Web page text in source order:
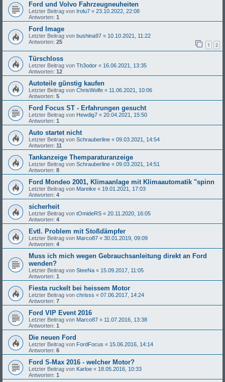
Ford und Volvo Fahrzeugneuheiten
Letzter Beitrag von Irolu7 « 23.10.2022, 22:08
Antworten: 1
Ford Image
Letzter Beitrag von bushina97 « 10.10.2021, 11:22
Antworten: 25 1 2
Türschloss
Letzter Beitrag von Th3odor « 16.06.2021, 13:35
Antworten: 12
Autoteile günstig kaufen
Letzter Beitrag von ChrisWolfe « 11.06.2021, 10:06
Antworten: 5
Ford Focus ST - Erfahrungen gesucht
Letzter Beitrag von Hewdig7 « 20.04.2021, 15:50
Antworten: 1
Auto startet nicht
Letzter Beitrag von Schrauberline « 09.03.2021, 14:54
Antworten: 11
Tankanzeige Themparaturanzeige
Letzter Beitrag von Schrauberline « 09.03.2021, 14:51
Antworten: 8
Ford Mondeo 2001, Klimaanlage mit Klimaautomatik "spinn
Letzter Beitrag von Mareike « 19.01.2021, 17:03
Antworten: 4
sicherheit
Letzter Beitrag von tOmideRS « 20.11.2020, 16:05
Antworten: 4
Evtl. Problem mit Stoßdämpfer
Letzter Beitrag von Marco87 « 30.01.2019, 09:09
Antworten: 4
Muss ich mich wegen Gebrauchsanleitung direkt an Ford
wenden?
Letzter Beitrag von SteeNa « 15.09.2017, 11:05
Antworten: 1
Fiesta ruckelt bei heissem Motor
Letzter Beitrag von chrisss « 07.06.2017, 14:24
Antworten: 7
Ford VIP Event 2016
Letzter Beitrag von Marco87 « 11.07.2016, 13:38
Antworten: 1
Die neuen Ford
Letzter Beitrag von FordFocus « 15.06.2016, 14:14
Antworten: 6
Ford S-Max 2016 - welcher Motor?
Letzter Beitrag von Karloe « 18.05.2016, 10:33
Antworten: 1